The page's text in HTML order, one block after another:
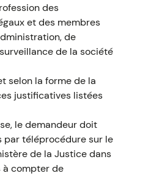
des
et des membres
de
de la société
selon la forme de la
justificatives listées
le demandeur doit
par téléprocédure sur le
de la Justice dans
à compter de